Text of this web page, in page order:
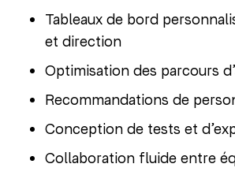
Tableaux de bord
et direction
Optimisation des parcours
Recommandations de
Conception de tests et
Collaboration fluide entre